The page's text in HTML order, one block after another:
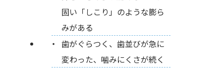
固い「しこり」のような膨ら
みがある
歯がぐらつく、歯並びが急に
変わった、噛みにくさが続く